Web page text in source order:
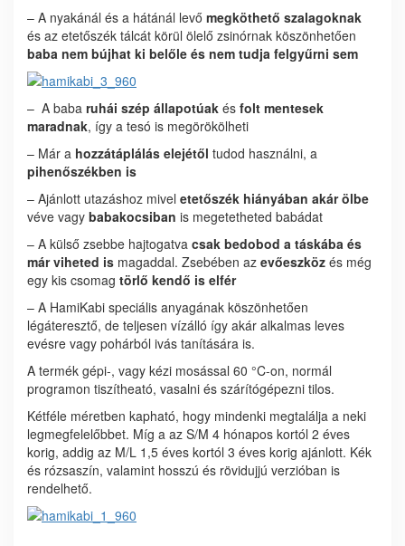
– A nyakánál és a hátánál levő megköthető szalagoknak
és az etetőszék tálcát körül ölelő zsinórnak köszönhetően
baba nem bújhat ki belőle és nem tudja felgyűrni sem
– A baba ruhái szép állapotúak és folt mentesek
maradnak, így a tesó is megörökölheti
– Már a hozzátáplálás elejétől tudod használni, a
pihenőszékben is
– Ajánlott utazáshoz mivel etetőszék hiányában akár ölbe
véve vagy babakocsiban is megetetheted babádat
– A külső zsebbe hajtogatva csak bedobod a táskába és
már viheted is magaddal. Zsebében az evőeszköz és még
egy kis csomag törlő kendő is elfér
– A HamiKabi speciális anyagának köszönhetően
légáteresztő, de teljesen vízálló így akár alkalmas leves
evésre vagy pohárból ivás tanítására is.
A termék gépi-, vagy kézi mosással 60 °C-on, normál
programon tiszítheató, vasalni és szárítógépezni tilos.
Kétféle méretben kapható, hogy mindenki megtalálja a neki
legmegfelelőbbet. Míg a az S/M 4 hónapos kortól 2 éves
korig, addig az M/L 1,5 éves kortól 3 éves korig ajánlott. Kék
és rózsaszín, valamint hosszú és rövidujjú verzióban is
rendelhető.